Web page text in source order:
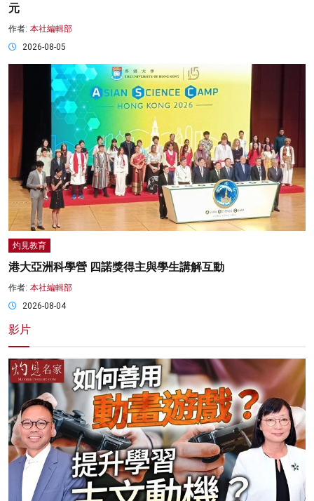
元
作者: 本社編輯部
2026-08-05
灼見教育
港大亞洲科學營 四諾獎得主與學生講解互動
作者: 本社編輯部
2026-08-04
影片